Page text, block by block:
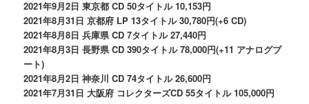
2021年9月2日 東京都 CD 50タイトル 10,153円
2021年8月31日 京都府 LP 13タイトル 30,780円(+6 CD)
2021年8月8日 兵庫県 CD 7タイトル 27,440円
2021年8月3日 長野県 CD 390タイトル 78,000円(+11 アナログブ
ート)
2021年8月2日 神奈川 CD 74タイトル 26,600円
2021年7月31日 大阪府 コレクターズCD 55タイトル 105,000円